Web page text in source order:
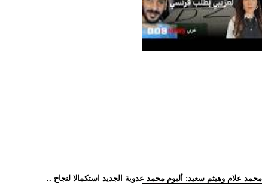
.. محمد علام وهيثم سعيد: ألبوم محمد عدوية الجديد استكمالا لنجاح